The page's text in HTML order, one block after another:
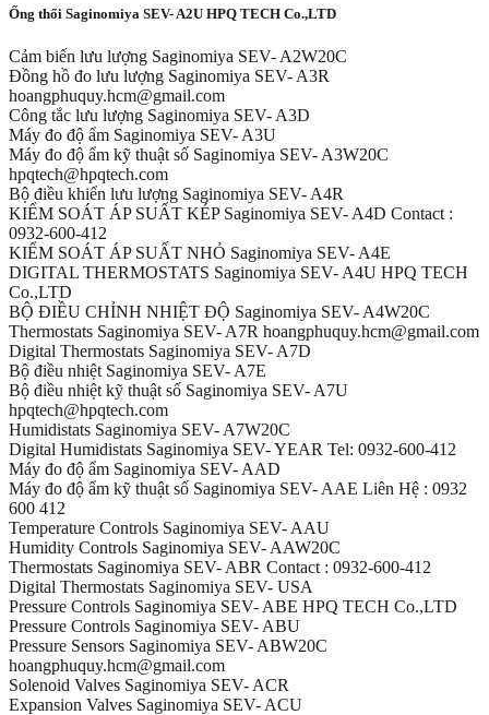
Ống thổi Saginomiya SEV- A2U HPQ TECH Co.,LTD
Cảm biến lưu lượng Saginomiya SEV- A2W20C
Đồng hồ đo lưu lượng Saginomiya SEV- A3R
hoangphuquy.hcm@gmail.com
Công tắc lưu lượng Saginomiya SEV- A3D
Máy đo độ ẩm Saginomiya SEV- A3U
Máy đo độ ẩm kỹ thuật số Saginomiya SEV- A3W20C
hpqtech@hpqtech.com
Bộ điều khiển lưu lượng Saginomiya SEV- A4R
KIỂM SOÁT ÁP SUẤT KÉP Saginomiya SEV- A4D Contact :
0932-600-412
KIỂM SOÁT ÁP SUẤT NHỎ Saginomiya SEV- A4E
DIGITAL THERMOSTATS Saginomiya SEV- A4U HPQ TECH
Co.,LTD
BỘ ĐIỀU CHỈNH NHIỆT ĐỘ Saginomiya SEV- A4W20C
Thermostats Saginomiya SEV- A7R hoangphuquy.hcm@gmail.com
Digital Thermostats Saginomiya SEV- A7D
Bộ điều nhiệt Saginomiya SEV- A7E
Bộ điều nhiệt kỹ thuật số Saginomiya SEV- A7U
hpqtech@hpqtech.com
Humidistats Saginomiya SEV- A7W20C
Digital Humidistats Saginomiya SEV- YEAR Tel: 0932-600-412
Máy đo độ ẩm Saginomiya SEV- AAD
Máy đo độ ẩm kỹ thuật số Saginomiya SEV- AAE Liên Hệ : 0932
600 412
Temperature Controls Saginomiya SEV- AAU
Humidity Controls Saginomiya SEV- AAW20C
Thermostats Saginomiya SEV- ABR Contact : 0932-600-412
Digital Thermostats Saginomiya SEV- USA
Pressure Controls Saginomiya SEV- ABE HPQ TECH Co.,LTD
Pressure Controls Saginomiya SEV- ABU
Pressure Sensors Saginomiya SEV- ABW20C
hoangphuquy.hcm@gmail.com
Solenoid Valves Saginomiya SEV- ACR
Expansion Valves Saginomiya SEV- ACU